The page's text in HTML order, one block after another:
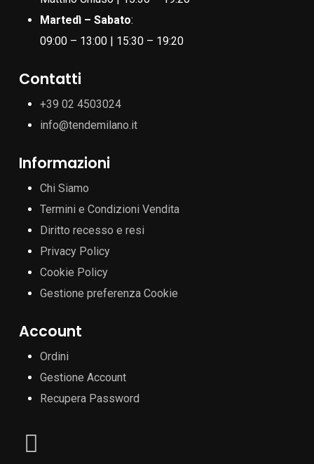
Martedì – Sabato:
09:00 – 13:00 | 15:30 – 19:20
Contatti
+39 02 4503024
info@tendemilano.it
Informazioni
Chi Siamo
Termini e Condizioni Vendita
Diritto recesso e resi
Privacy Policy
Cookie Policy
Gestione preferenza Cookie
Account
Ordini
Gestione Account
Recupera Password